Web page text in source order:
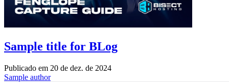
Sample title for BLog
Publicado em 20 de dez. de 2024
Sample author